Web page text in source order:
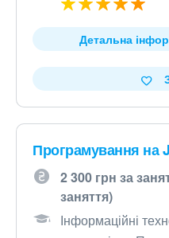
Детальна
Програмування на
2 300 грн за
заняття)
Інформаційні